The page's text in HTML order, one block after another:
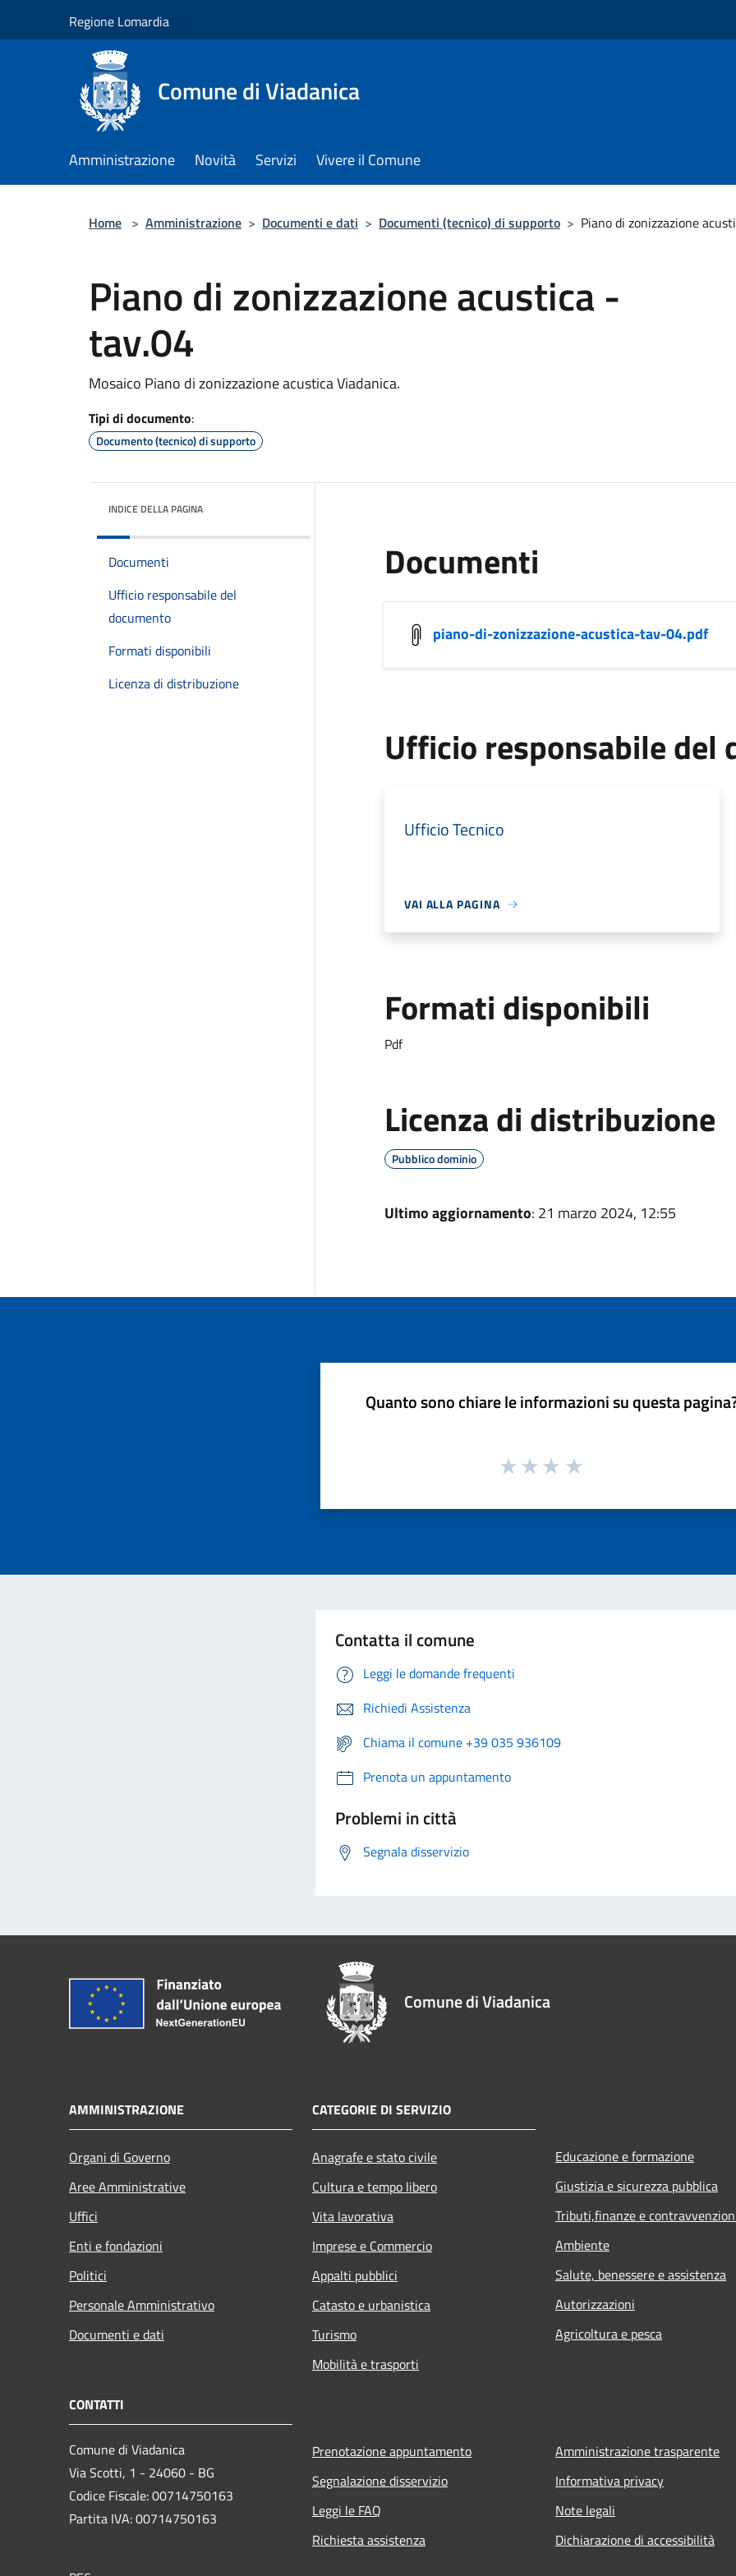
Regione Lomardia
Comune di Viadanica
Amministrazione Novità Servizi Vivere il Comune
Home > Amministrazione > Documenti e dati > Documenti (tecnico) di supporto > Piano di zonizzazione
Piano di zonizzazione acustica -
tav.04
Mosaico Piano di zonizzazione acustica Viadanica.
Tipi di documento:
Documento (tecnico) di supporto
INDICE DELLA PAGINA
Documenti
Ufficio responsabile del
documento
Formati disponibili
Licenza di distribuzione
Documenti
piano-di-zonizzazione-acustica-tav-04.pdf
Ufficio responsabile del
Ufficio Tecnico
VAI ALLA PAGINA
Formati disponibili
Pdf
Licenza di distribuzione
Pubblico dominio
Ultimo aggiornamento: 21 marzo 2024, 12:55
Quanto sono chiare le informazioni su questa
Contatta il comune
Leggi le domande frequenti
Richiedi Assistenza
Chiama il comune +39 035 936109
Prenota un appuntamento
Problemi in città
Segnala disservizio
Comune di Viadanica
AMMINISTRAZIONE
Organi di Governo
Aree Amministrative
Uffici
Enti e fondazioni
Politici
Personale Amministrativo
Documenti e dati
CATEGORIE DI SERVIZIO
Anagrafe e stato civile
Cultura e tempo libero
Vita lavorativa
Imprese e Commercio
Appalti pubblici
Catasto e urbanistica
Turismo
Mobilità e trasporti
Educazione e formazione
Giustizia e sicurezza pubblica
Tributi,finanze e
Ambiente
Salute, benessere e assistenza
Autorizzazioni
Agricoltura e pesca
CONTATTI
Comune di Viadanica
Via Scotti, 1 - 24060 - BG
Codice Fiscale: 00714750163
Partita IVA: 00714750163
Prenotazione appuntamento
Segnalazione disservizio
Leggi le FAQ
Richiesta assistenza
Amministrazione trasparente
Informativa privacy
Note legali
Dichiarazione di accessibilità